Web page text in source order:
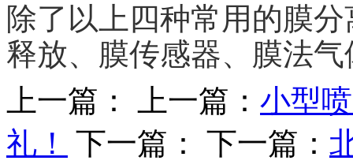
除了以上四种常用的膜
释放、膜传感器、膜法
上一篇：
上一篇： 小型
礼！
下一篇： 下一篇：